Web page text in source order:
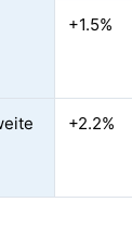
+1.5%
+2.2%